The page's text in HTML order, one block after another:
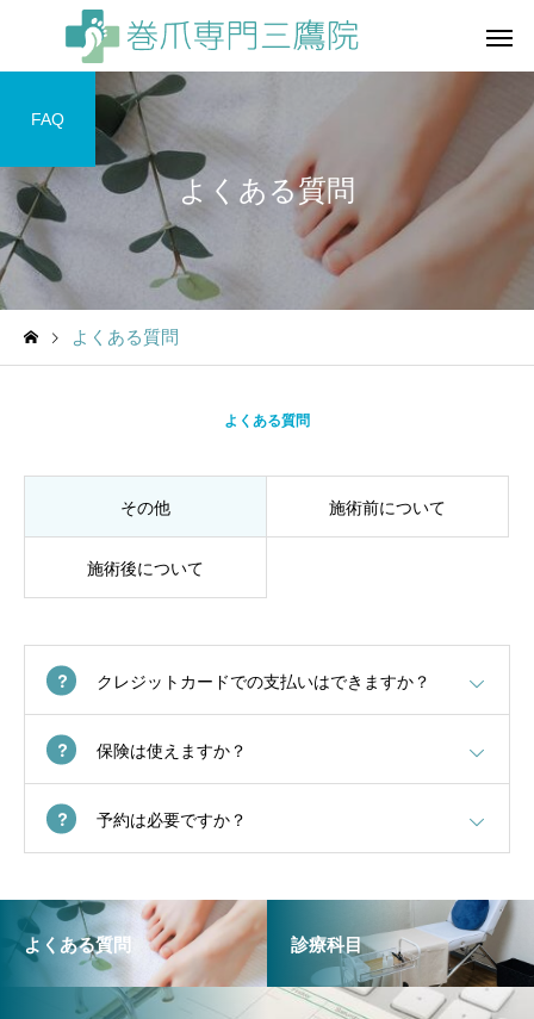
よくある質問
FAQ
よくある質問
よくある質問
その他 施術前について
施術後について
クレジットカードでの支払いはできますか？
保険は使えますか？
予約は必要ですか？
よくある質問 診療科目